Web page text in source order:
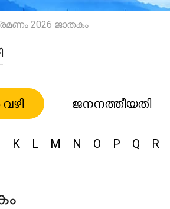
2026 ജാതകം
ജനനത്തീയതി
K L M N O P Q R